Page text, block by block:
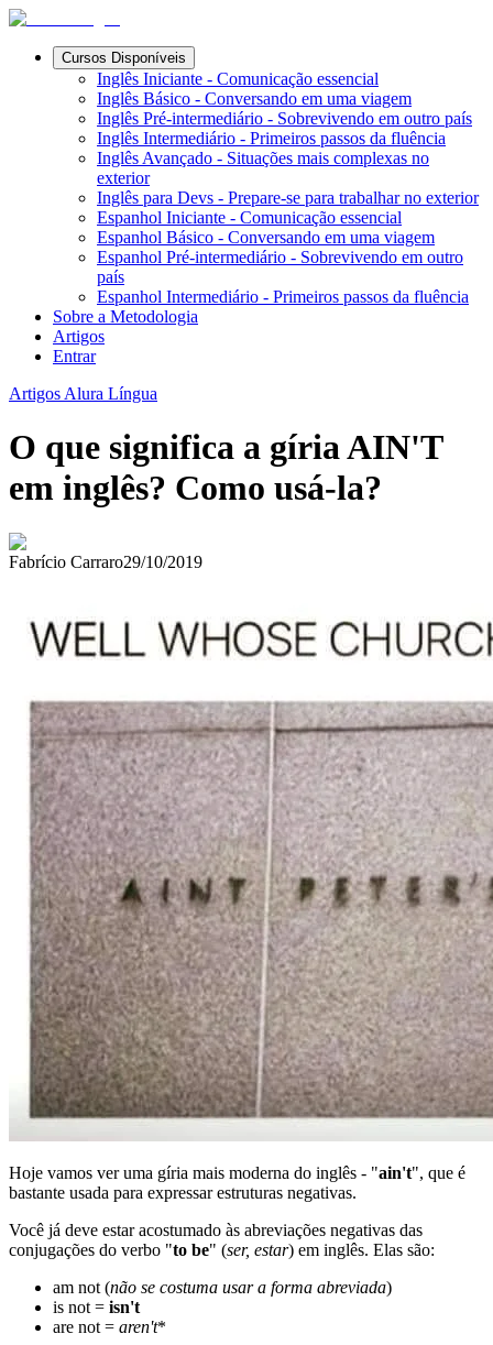
Cursos Disponíveis
Inglês Iniciante - Comunicação essencial
Inglês Básico - Conversando em uma viagem
Inglês Pré-intermediário - Sobrevivendo em outro país
Inglês Intermediário - Primeiros passos da fluência
Inglês Avançado - Situações mais complexas no
exterior
Inglês para Devs - Prepare-se para trabalhar no exterior
Espanhol Iniciante - Comunicação essencial
Espanhol Básico - Conversando em uma viagem
Espanhol Pré-intermediário - Sobrevivendo em outro
país
Espanhol Intermediário - Primeiros passos da fluência
Sobre a Metodologia
Artigos
Entrar
Artigos Alura Língua
O que significa a gíria AIN'T
em inglês? Como usá-la?
Fabrício Carraro29/10/2019
Hoje vamos ver uma gíria mais moderna do inglês - "ain't", que é
bastante usada para expressar estruturas negativas.
Você já deve estar acostumado às abreviações negativas das
conjugações do verbo "to be" (ser, estar) em inglês. Elas são:
am not (não se costuma usar a forma abreviada)
is not = isn't
are not = aren't*